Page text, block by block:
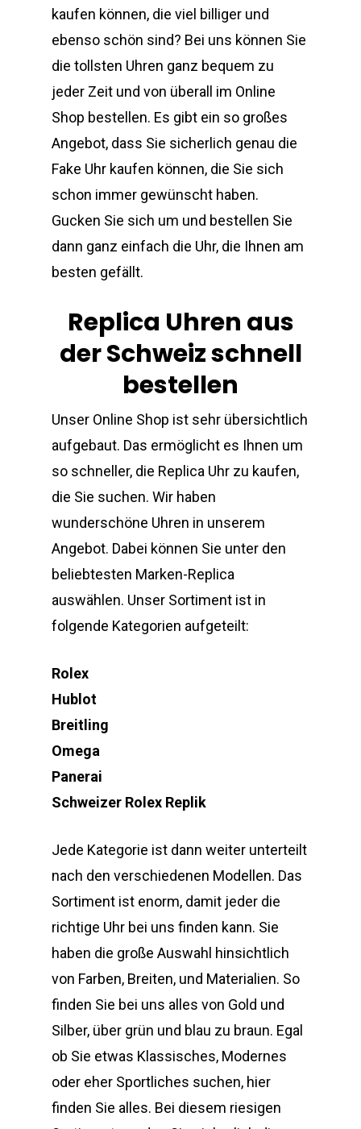
kaufen können, die viel billiger und
ebenso schön sind? Bei uns können Sie
die tollsten Uhren ganz bequem zu
jeder Zeit und von überall im Online
Shop bestellen. Es gibt ein so großes
Angebot, dass Sie sicherlich genau die
Fake Uhr kaufen können, die Sie sich
schon immer gewünscht haben.
Gucken Sie sich um und bestellen Sie
dann ganz einfach die Uhr, die Ihnen am
besten gefällt.
Replica Uhren aus
der Schweiz schnell
bestellen
Unser Online Shop ist sehr übersichtlich
aufgebaut. Das ermöglicht es Ihnen um
so schneller, die Replica Uhr zu kaufen,
die Sie suchen. Wir haben
wunderschöne Uhren in unserem
Angebot. Dabei können Sie unter den
beliebtesten Marken-Replica
auswählen. Unser Sortiment ist in
folgende Kategorien aufgeteilt:
Rolex
Hublot
Breitling
Omega
Panerai
Schweizer Rolex Replik
Jede Kategorie ist dann weiter unterteilt
nach den verschiedenen Modellen. Das
Sortiment ist enorm, damit jeder die
richtige Uhr bei uns finden kann. Sie
haben die große Auswahl hinsichtlich
von Farben, Breiten, und Materialien. So
finden Sie bei uns alles von Gold und
Silber, über grün und blau zu braun. Egal
ob Sie etwas Klassisches, Modernes
oder eher Sportliches suchen, hier
finden Sie alles. Bei diesem riesigen